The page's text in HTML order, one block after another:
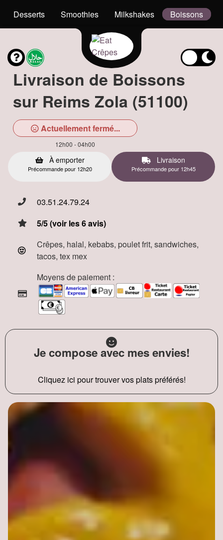
Desserts Smoothies Milkshakes Boissons
Livraison de Boissons
sur Reims Zola (51100)
Actuellement fermé...
12h00 - 04h00
À emporter
Précommande pour 12h20
Livraison
Précommande pour 12h45
03.51.24.79.24
5/5 (voir les 6 avis)
Crêpes, halal, kebabs, poulet frit, sandwiches,
tacos, tex mex
Moyens de paiement :
Je compose avec mes envies!
Cliquez ici pour trouver vos plats préférés!